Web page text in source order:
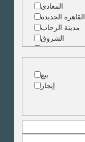
المعادى
القاهرة الجديدة
مدينة الرحاب
الشروق
الزمالك
جاردن سيتى
دقى
المهندسين
الجيزة
وسط البلد
مصر الجديدة
مدينة نصر
بيع
إيجار